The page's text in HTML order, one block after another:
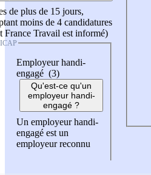
de plus de 15 jours,
moins de 4 candidatures
France Travail est informé)
Employeur handi-
engagé (3)
Qu'est-ce qu'un
employeur handi-
engagé ?
Un employeur handi-
engagé est un
employeur reconnu